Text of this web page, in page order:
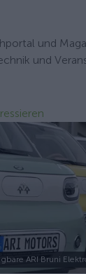
und
und
ARI Bruni